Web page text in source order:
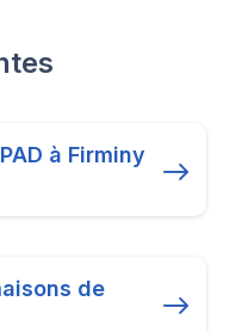
à Firminy
de